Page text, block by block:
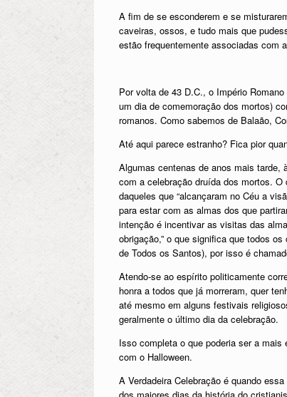
A fim de se esconderem e se
caveiras, ossos, e tudo mais que
estão frequentemente associadas com
Por volta de 43 D.C., o Império
um dia de comemoração dos mortos)
romanos. Como sabemos de Balaão,
Até aqui parece estranho? Fica pior
Algumas centenas de anos mais tarde,
com a celebração druída dos mortos. O
daqueles que “alcançaram no Céu a
para estar com as almas dos que
intenção é incentivar as visitas das
obrigação,” o que significa que todos
de Todos os Santos), por isso é
Atendo-se ao espírito politicamente
honra a todos que já morreram, quer
até mesmo em alguns festivais
geralmente o último dia da celebração.
Isso completa o que poderia ser a
com o Halloween.
A Verdadeira Celebração é quando